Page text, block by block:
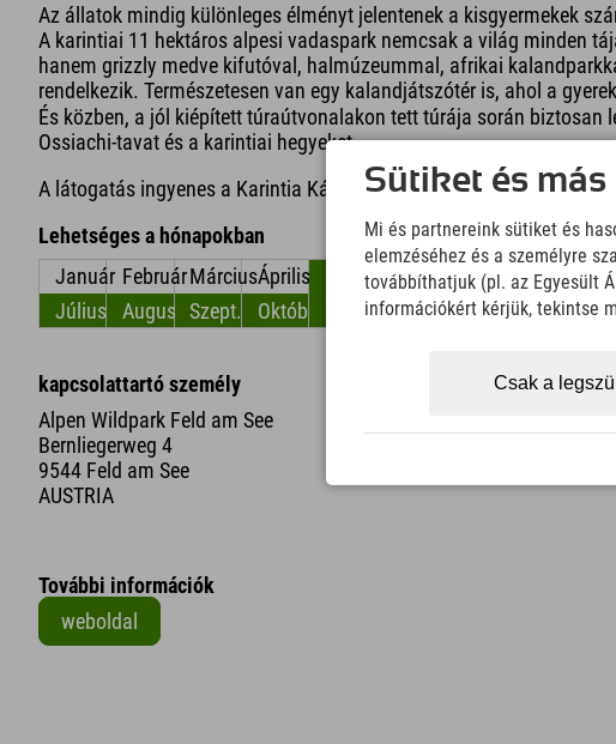
Az állatok mindig különleges élményt jelentenek a kisgyermekek
A karintiai 11 hektáros alpesi vadaspark nemcsak a világ minden
hanem grizzly medve kifutóval, halmúzeummal, afrikai
rendelkezik. Természetesen van egy kalandjátszótér is, ahol a
És közben, a jól kiépített túraútvonalakon tett túrája során biztosan
Ossiachi-tavat és a karintiai hegyeket.
A látogatás ingyenes a Karintia Kártyával.
Lehetséges a hónapokban
Január FebruárMárciusÁprilis május június
Július
AugusztusSzept. Október NovemberDecember
kapcsolattartó személy
Alpen Wildpark Feld am See
Bernliegerweg 4
9544 Feld am See
AUSTRIA
Távolság a
9.5
További információk
weboldal
Sütiket és
Mi és partnereink sütiket és
elemzéséhez és a személyre
továbbíthatjuk (pl. az Egyesült
információkért kérjük, tekintse
Csak a